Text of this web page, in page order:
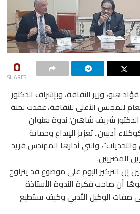
0
SHARES
هنو، وزير الثقافة، وبإشراف الدكتور
للمجلس الأعلى للثقافة، عقدت لجنة
الدكتور شريف شاهين؛ ندوة بعنوان
أدبيين.. تعزيز الإبداع وحماية
والتي أدارها المهندس فريد
المصريين.
إن التركيز اليوم على موضوع قد يتراوح
أن صاحب فكرة الندوة الأستاذة
صفات الوكيل الأدبي وكيف يستطيع